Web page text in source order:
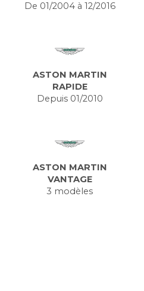
De 01/2004 à 12/2016
ASTON MARTIN
RAPIDE
Depuis 01/2010
ASTON MARTIN
VANTAGE
3 modèles